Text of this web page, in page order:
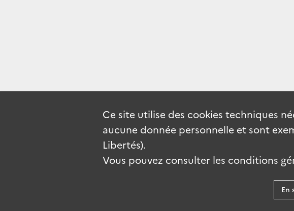
Ce site utilise des cookies techniques
aucune donnée personnelle et sont
Libertés).
Vous pouvez consulter les conditions
En